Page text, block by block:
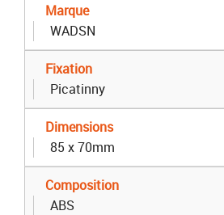
Marque
WADSN
Fixation
Picatinny
Dimensions
85 x 70mm
Composition
ABS